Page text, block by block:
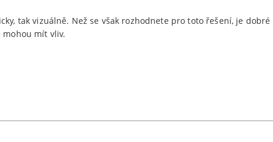
tak vizuálně. Než se však rozhodnete pro toto řešení, je
mohou mít vliv.